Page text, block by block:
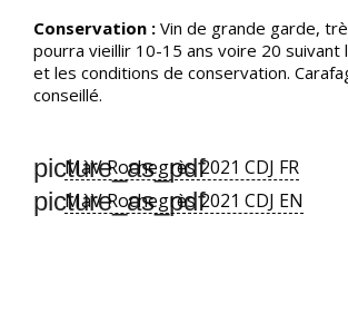
Conservation : Vin de grande garde,
pourra vieillir 10-15 ans voire 20 suivant
et les conditions de conservation.
conseillé.
picture_as_pdf
MàV Rochegrès 2021 CDJ FR
picture_as_pdf
MàV Rochegrès 2021 CDJ EN